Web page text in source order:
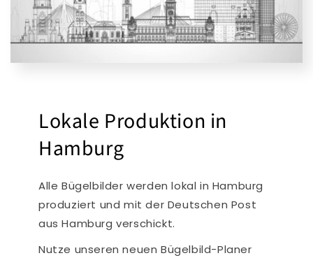
Lokale Produktion in
Hamburg
Alle Bügelbilder werden lokal in Hamburg
produziert und mit der Deutschen Post
aus Hamburg verschickt.
Nutze unseren neuen Bügelbild-Planer